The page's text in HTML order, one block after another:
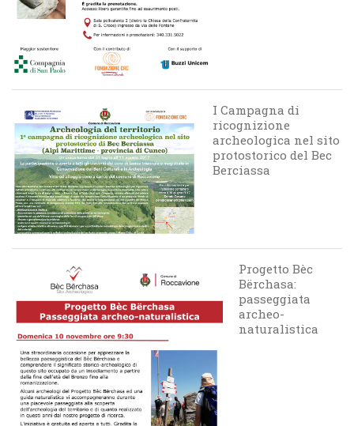
I Campagna di
ricognizione
archeologica nel sito
protostorico del Bec
Berciassa
Progetto Bèc
Bërchasa:
passeggiata
archeo-
naturalistica